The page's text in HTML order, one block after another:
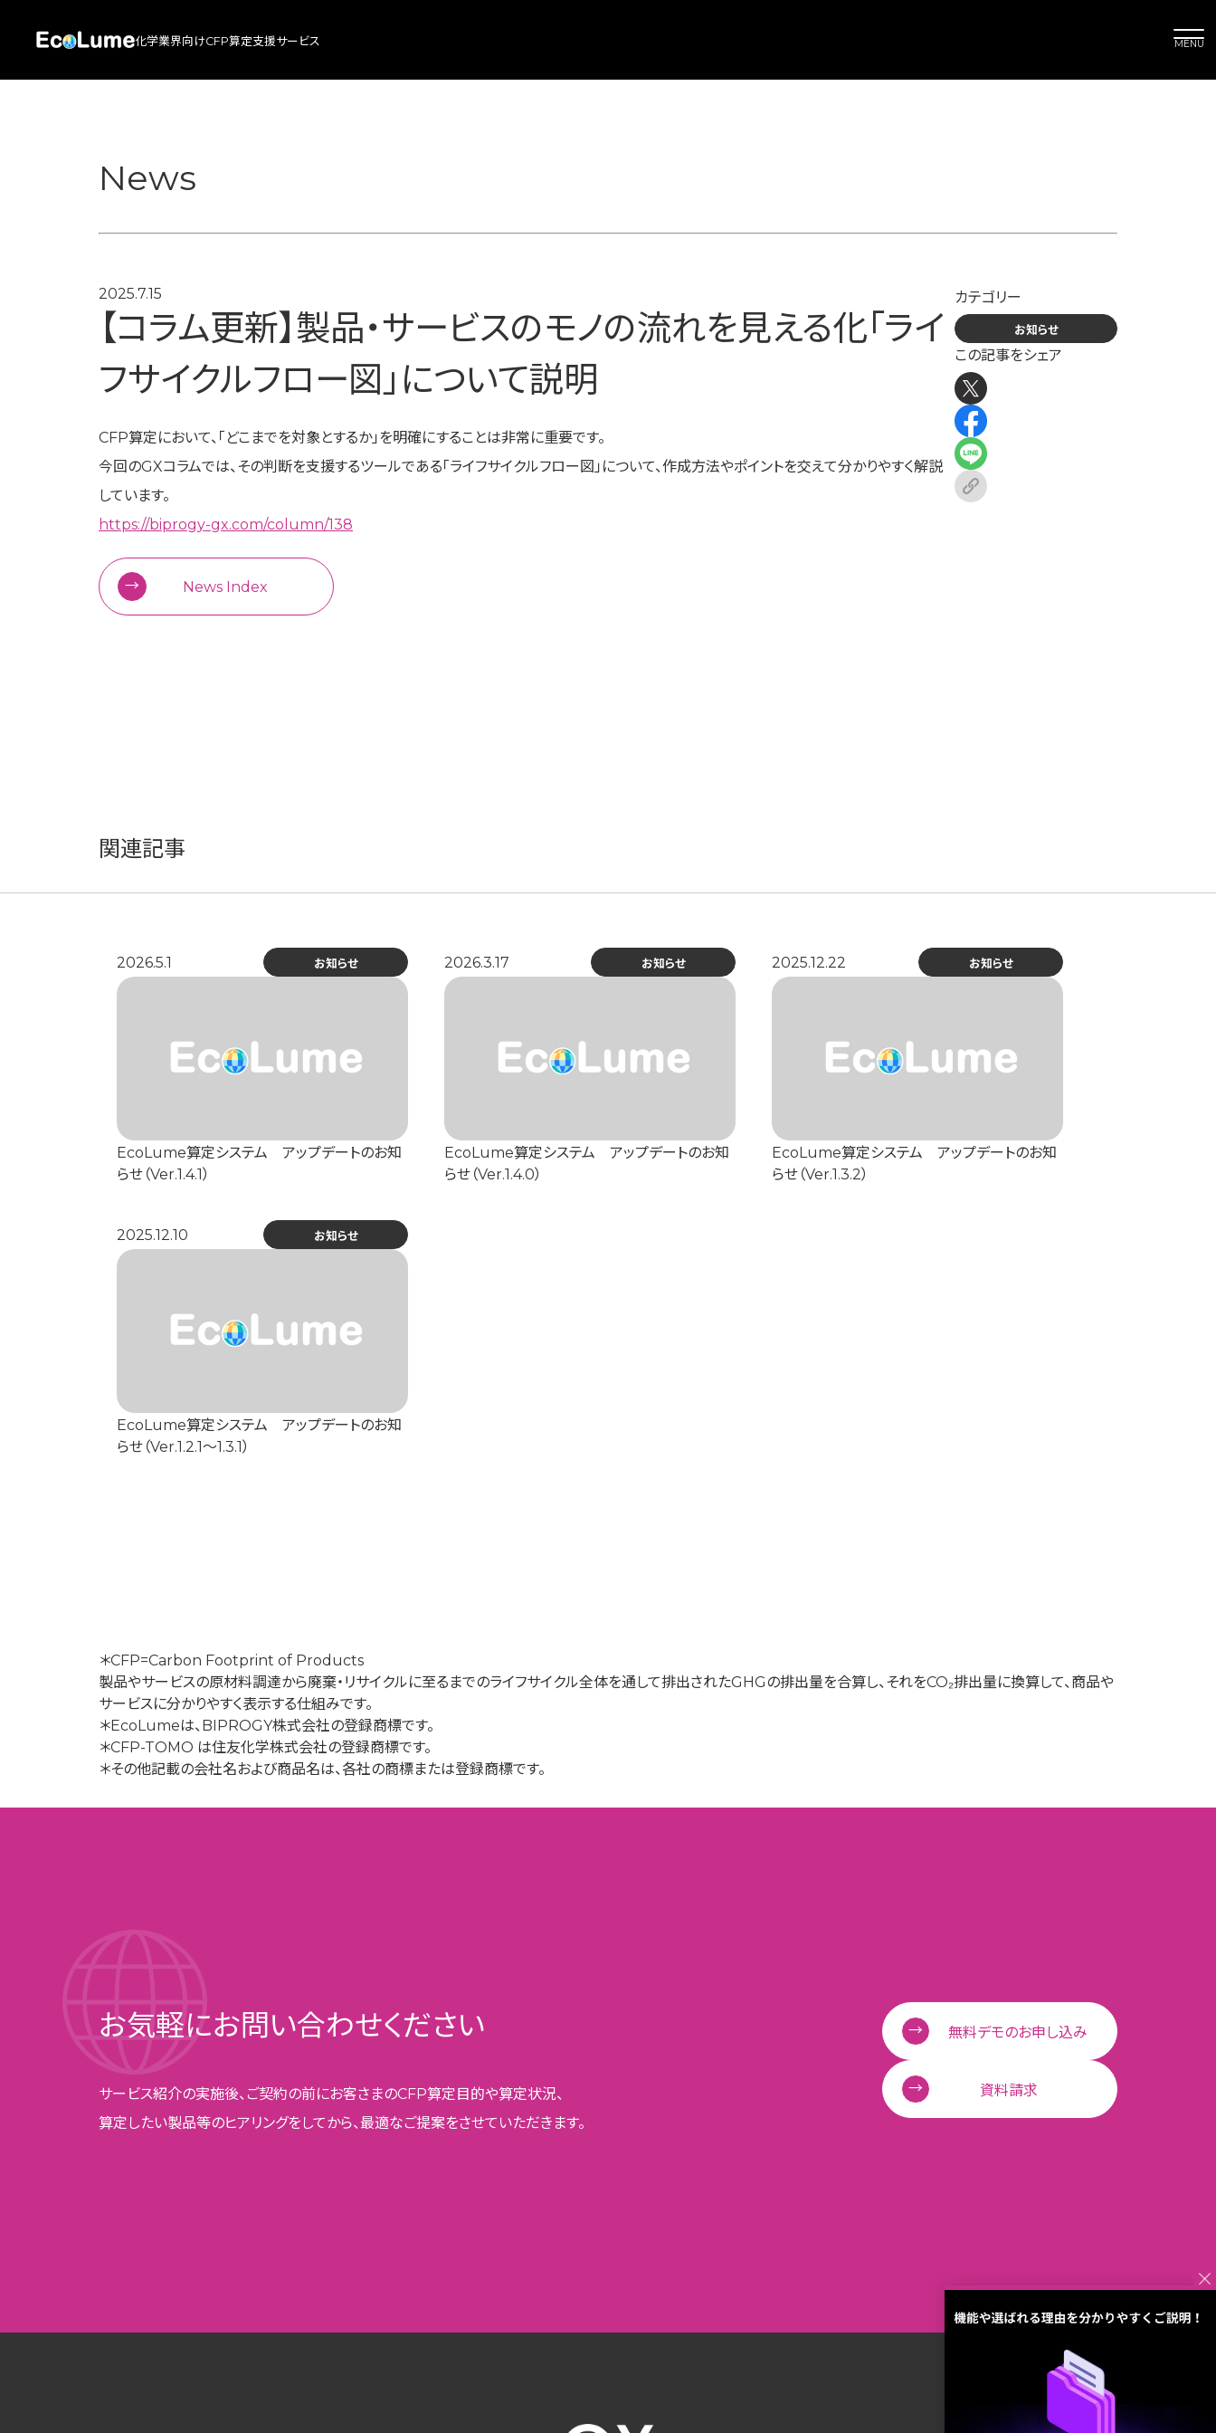
化学業界向けCFP算定支援サービス
Top
サービス
ご契約の流れ
News
News
2025.7.15
【コラム更新】製品・サービスのモノの流れを見える化「ライ
フサイクルフロー図」について説明
CFP算定において、「どこまでを対象とするか」を明確にすることは非常に重要です。
今回のGXコラムでは、その判断を支援するツールである「ライフサイクルフロー図」について、作成方法やポイントを交えて分かりやすく解説
しています。
https://biprogy-gx.com/column/138
News Index
カテゴリー
お知らせ
この記事をシェア
関連記事
2026.5.1 お知らせ
EcoLume算定システム アップデートのお知
らせ（Ver.1.4.1）
2026.3.17 お知らせ
EcoLume算定システム アップデートのお知
らせ（Ver.1.4.0）
2025.12.22 お知らせ
EcoLume算定システム アップデートのお知
らせ（Ver.1.3.2）
2025.12.10 お知らせ
EcoLume算定システム アップデートのお知
らせ（Ver.1.2.1～1.3.1）
＊CFP=Carbon Footprint of Products
製品やサービスの原材料調達から廃棄・リサイクルに至るまでのライフサイクル全体を通して排出されたGHGの排出量を合算し、それをCO₂排出量に換算して、商品や
サービスに分かりやすく表示する仕組みです。
＊EcoLumeは、BIPROGY株式会社の登録商標です。
＊CFP-TOMO は住友化学株式会社の登録商標です。
＊その他記載の会社名および商品名は、各社の商標または登録商標です。
お気軽にお問い合わせください
サービス紹介の実施後、 ご契約の前にお客さまのCFP算定目的や算定状況、
算定したい製品等のヒアリングをしてから、最適なご提案をさせていただきます。
無料デモのお申し込み
資料請求